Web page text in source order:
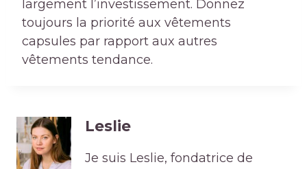
largement l’investissement. Donnez
toujours la priorité aux vêtements
capsules par rapport aux autres
vêtements tendance.
Leslie
Je suis Leslie, fondatrice de